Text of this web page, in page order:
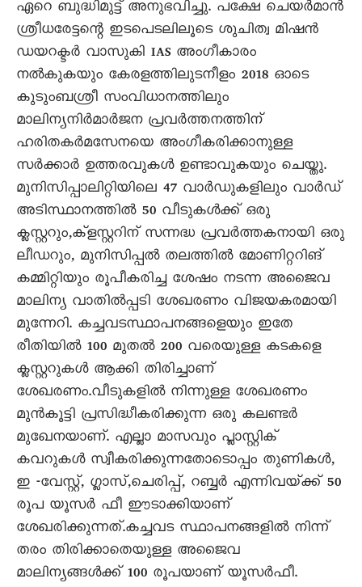
ഏറെ ബുദ്ധിമുട്ട് അനുഭവിച്ചു. പക്ഷേ ചെയർമാൻ
ശ്രീധരേട്ടന്റെ ഇടപെടലിലൂടെ ശുചിത്വ മിഷൻ
ഡയറക്ടർ വാസുകി IAS അംഗീകാരം
നൽകുകയും കേരളത്തിലുടനീളം 2018 ഓടെ
കുടുംബശ്രീ സംവിധാനത്തിലും
മാലിന്യനിർമാർജന പ്രവർത്തനത്തിന്
ഹരിതകർമസേനയെ അംഗീകരിക്കാനുള്ള
സർക്കാർ ഉത്തരവുകൾ ഉണ്ടാവുകയും ചെയ്തു.
മുനിസിപ്പാലിറ്റിയിലെ 47 വാർഡുകളിലും വാർഡ്
അടിസ്ഥാനത്തിൽ 50 വീടുകൾക്ക് ഒരു
ക്ലസ്റ്ററും,ക്ളസ്റ്ററിന് സന്നദ്ധ പ്രവർത്തകനായി ഒരു
ലീഡറും, മുനിസിപ്പൽ തലത്തിൽ മോണിറ്ററിങ്
കമ്മിറ്റിയും രൂപീകരിച്ച ശേഷം നടന്ന അജൈവ
മാലിന്യ വാതിൽപ്പടി ശേഖരണം വിജയകരമായി
മുന്നേറി. കച്ചവടസ്ഥാപനങ്ങളെയും ഇതേ
രീതിയിൽ 100 മുതൽ 200 വരെയുള്ള കടകളെ
ക്ലസ്റ്ററുകൾ ആക്കി തിരിച്ചാണ്
ശേഖരണം.വീടുകളിൽ നിന്നുള്ള ശേഖരണം
മുൻകൂട്ടി പ്രസിദ്ധീകരിക്കുന്ന ഒരു കലണ്ടർ
മുഖേനയാണ്. എല്ലാ മാസവും പ്ലാസ്റ്റിക്
കവറുകൾ സ്വീകരിക്കുന്നതോടൊപ്പം തുണികൾ,
ഇ -വേസ്റ്റ്, ഗ്ലാസ്,ചെരിപ്പ്, റബ്ബർ എന്നിവയ്‌ക്ക് 50
രൂപ യൂസർ ഫീ ഈടാക്കിയാണ്
ശേഖരിക്കുന്നത്.കച്ചവട സ്ഥാപനങ്ങളിൽ നിന്ന്
തരം തിരിക്കാതെയുള്ള അജൈവ
മാലിന്യങ്ങൾക്ക് 100 രൂപയാണ് യൂസർഫീ.